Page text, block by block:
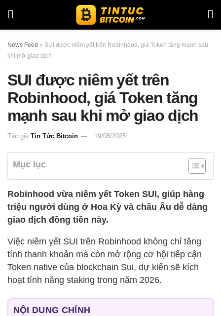
News Feed » SUI được niêm yết trên Robinhood, giá Token tăng mạnh sau
khi mở giao dịch
SUI được niêm yết trên
Robinhood, giá Token tăng
mạnh sau khi mở giao dịch
Tác giả Tin Tức Bitcoin 19/08/2025
Mục lục
Robinhood vừa niêm yết Token SUI, giúp hàng
triệu người dùng ở Hoa Kỳ và châu Âu dễ dàng
giao dịch đồng tiền này.
Việc niêm yết SUI trên Robinhood không chỉ tăng
tính thanh khoản mà còn mở rộng cơ hội tiếp cận
Token native của blockchain Sui, dự kiến sẽ kích
hoạt tính năng staking trong năm 2026.
NỘI DUNG CHÍNH